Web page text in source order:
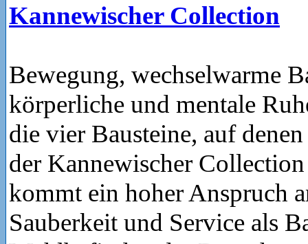
Kannewischer Collection
Bewegung, wechselwarme
körperliche und mentale
die vier Bausteine, auf
der Kannewischer
kommt ein hoher Anspruch
Sauberkeit und Service als